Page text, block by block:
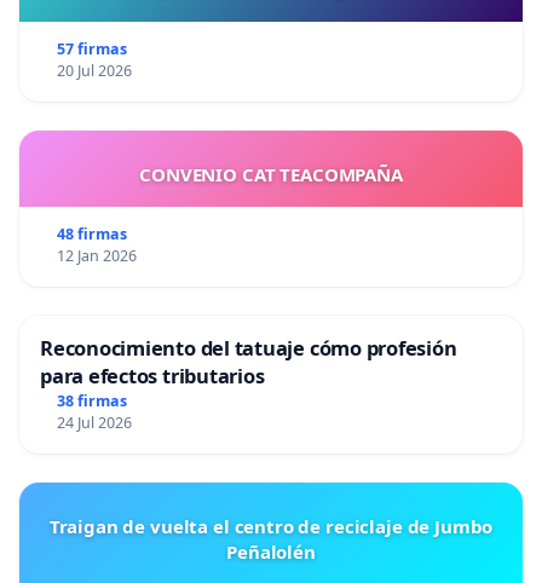
57 firmas
20 Jul 2026
CONVENIO CAT TEACOMPAÑA
48 firmas
12 Jan 2026
Reconocimiento del tatuaje cómo profesión
para efectos tributarios
38 firmas
24 Jul 2026
Traigan de vuelta el centro de reciclaje de Jumbo
Peñalolén